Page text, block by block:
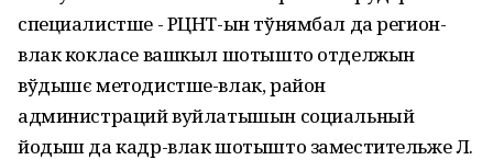
специалистше - РЦНТ-ын тўнямбал да регион-
влак кокласе вашкыл шотышто отделжын
вўдышє методистше-влак, район
администраций вуйлатышын социальный
йодыш да кадр-влак шотышто заместительже Л.